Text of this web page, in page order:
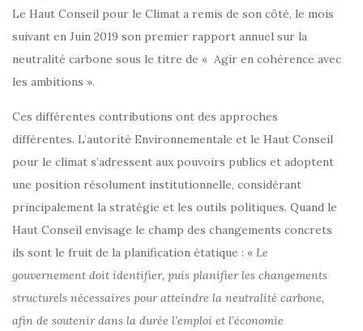
Le Haut Conseil pour le Climat a remis de son côté, le mois
suivant en Juin 2019 son premier rapport annuel sur la
neutralité carbone sous le titre de « Agir en cohérence avec
les ambitions ».
Ces différentes contributions ont des approches
différentes. L’autorité Environnementale et le Haut Conseil
pour le climat s’adressent aux pouvoirs publics et adoptent
une position résolument institutionnelle, considérant
principalement la stratégie et les outils politiques. Quand le
Haut Conseil envisage le champ des changements concrets
ils sont le fruit de la planification étatique : « Le
gouvernement doit identifier, puis planifier les changements
structurels nécessaires pour atteindre la neutralité carbone,
afin de soutenir dans la durée l’emploi et l’économie